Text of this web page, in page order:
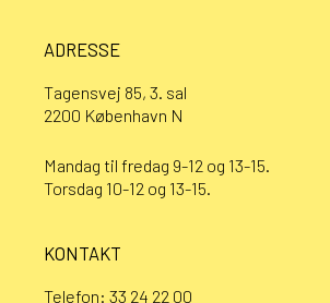
ADRESSE
Tagensvej 85, 3. sal
2200 København N
Mandag til fredag 9-12 og 13-15.
Torsdag 10-12 og 13-15.
KONTAKT
Telefon: 33 24 22 00